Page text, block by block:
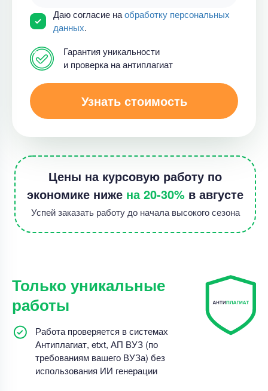
Даю согласие наобработку персональных
данных.
Гарантия уникальности
и проверка на антиплагиат
Узнать стоимость
Цены на курсовую работу по
экономике ниже на 20-30% в августе
Успей заказать работу до начала высокого сезона
Только уникальные
работы
Работа проверяется в системах
Антиплагиат, etxt, АП ВУЗ (по
требованиям вашего ВУЗа) без
использования ИИ генерации